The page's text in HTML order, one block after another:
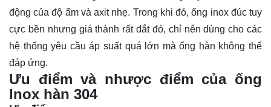
động của độ ẩm và axit nhẹ. Trong khi đó, ống inox đúc tuy
cực bền nhưng giá thành rất đắt đỏ, chỉ nên dùng cho các
hệ thống yêu cầu áp suất quá lớn mà ống hàn không thể
đáp ứng.
Ưu điểm và nhược điểm của ống
lnox hàn 304